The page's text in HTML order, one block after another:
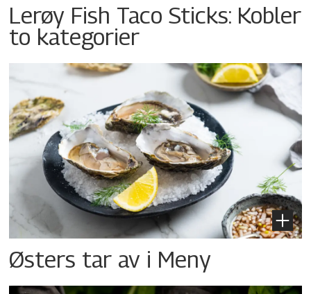
Lerøy Fish Taco Sticks: Kobler
to kategorier
Østers tar av i Meny